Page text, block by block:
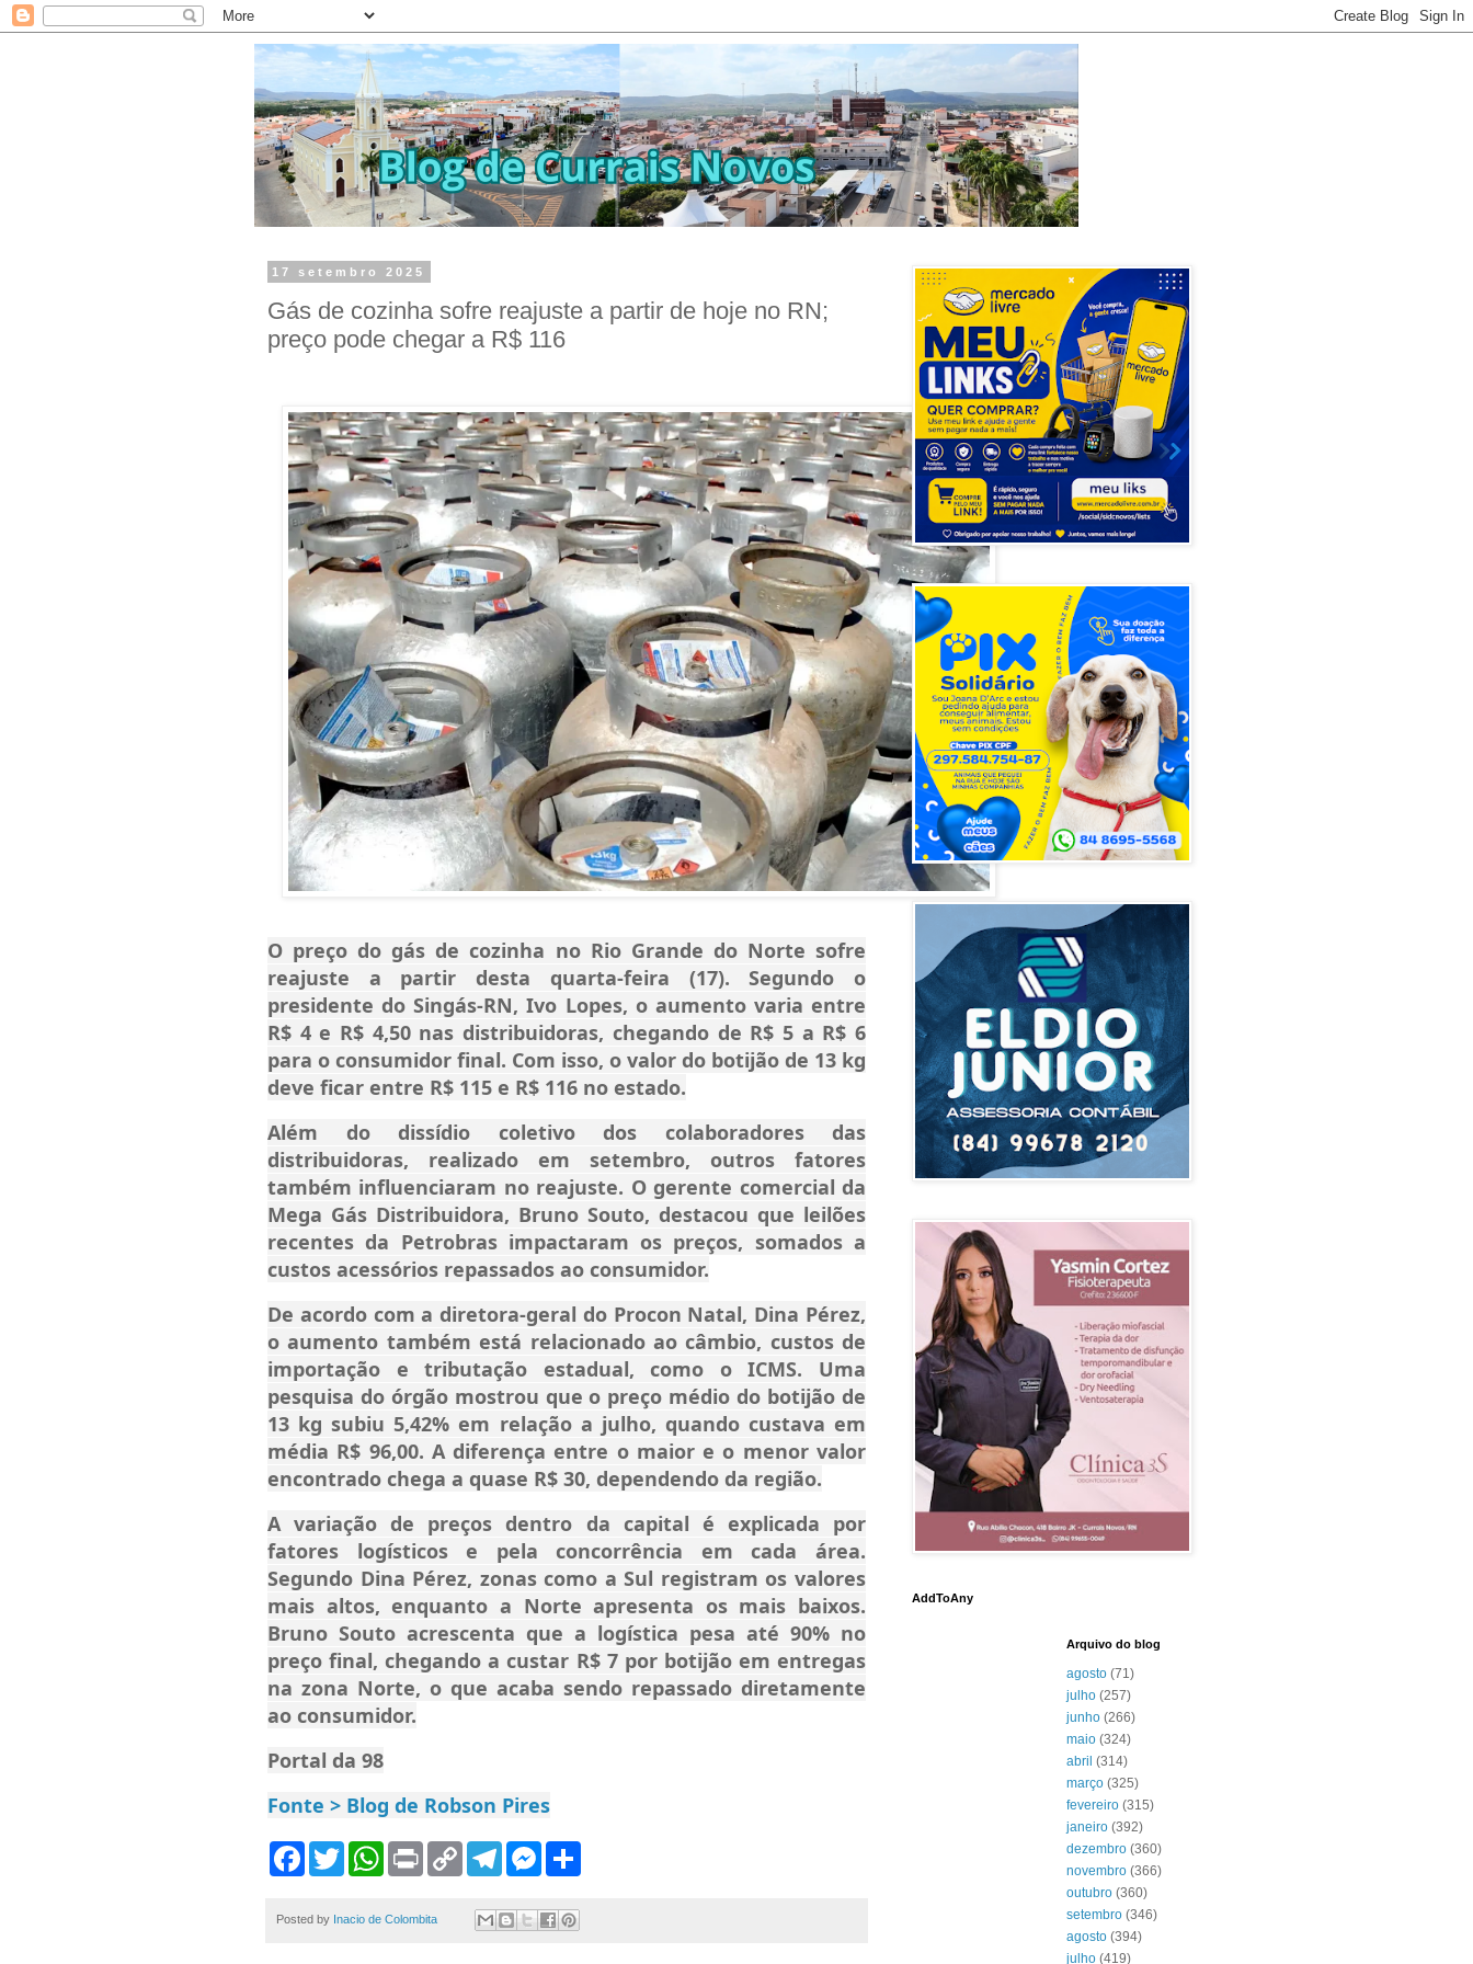
17 setembro 2025
Gás de cozinha sofre reajuste a partir de hoje no RN;
preço pode chegar a R$ 116
O preço do gás de cozinha no Rio Grande do Norte sofre
reajuste a partir desta quarta-feira (17). Segundo o
presidente do Singás-RN, Ivo Lopes, o aumento varia entre
R$ 4 e R$ 4,50 nas distribuidoras, chegando de R$ 5 a R$ 6
para o consumidor final. Com isso, o valor do botijão de 13 kg
deve ficar entre R$ 115 e R$ 116 no estado.
Além do dissídio coletivo dos colaboradores das
distribuidoras, realizado em setembro, outros fatores
também influenciaram no reajuste. O gerente comercial da
Mega Gás Distribuidora, Bruno Souto, destacou que leilões
recentes da Petrobras impactaram os preços, somados a
custos acessórios repassados ao consumidor.
De acordo com a diretora-geral do Procon Natal, Dina Pérez,
o aumento também está relacionado ao câmbio, custos de
importação e tributação estadual, como o ICMS. Uma
pesquisa do órgão mostrou que o preço médio do botijão de
13 kg subiu 5,42% em relação a julho, quando custava em
média R$ 96,00. A diferença entre o maior e o menor valor
encontrado chega a quase R$ 30, dependendo da região.
A variação de preços dentro da capital é explicada por
fatores logísticos e pela concorrência em cada área.
Segundo Dina Pérez, zonas como a Sul registram os valores
mais altos, enquanto a Norte apresenta os mais baixos.
Bruno Souto acrescenta que a logística pesa até 90% no
preço final, chegando a custar R$ 7 por botijão em entregas
na zona Norte, o que acaba sendo repassado diretamente
ao consumidor.
Portal da 98
Fonte > Blog de Robson Pires
b
w
t
W
s
t
g
e
Posted by Inacio de Colombita
AddToAny
Arquivo do blog
agosto (71)
julho (257)
junho (266)
maio (324)
abril (314)
março (325)
fevereiro (315)
janeiro (392)
dezembro (360)
novembro (366)
outubro (360)
setembro (346)
agosto (394)
julho (419)